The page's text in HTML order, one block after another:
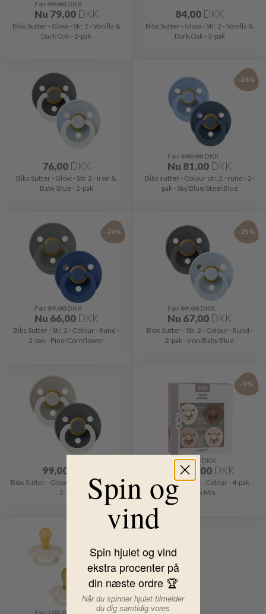
Før99,00DKK
Nu 79,00 DKK
Bibs Sutter - Glow - Str. 1 - Vanilla &
Dark Oak - 2-pak
84,00 DKK
Bibs Sutter - Glow - Str. 2 - Vanilla &
Dark Oak - 2-pak
76,00 DKK
Bibs Sutter - Glow - Str. 2 - Iron &
Baby Blue - 2-pak
-26%
Før109,00 DKK
Nu 81,00 DKK
Bibs sutter - Colour str. 2 - rund - 2-
pak - Sky Blue/Steel Blue
-26%
Før89,00DKK
Nu 66,00 DKK
Bibs Sutter - Str. 2 - Colour - Rund -
2-pak - Pine/Cornflower
-25%
Før89,00 DKK
Nu 67,00 DKK
Bibs Sutter - Str. 2 - Colour - Rund -
2-pak - Iron/Baby Blue
99,00
Bibs Sutter - Glow - Str. 2 - Sand/Iron
- 2-pak
-9%
Før164,00 DKK
149,00 DKK
Bibs Sutter - Str. 2 - Colour - 4-pak -
Blush Mix
Spin og
vind
Spin hjulet og vind
ekstra procenter på
din næste ordre 🏆
Når du spinner hjulet tilmelder
du dig samtidig vores